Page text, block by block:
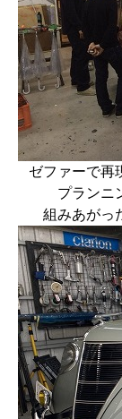
ゼファーで再
プランニ
組みあがっ